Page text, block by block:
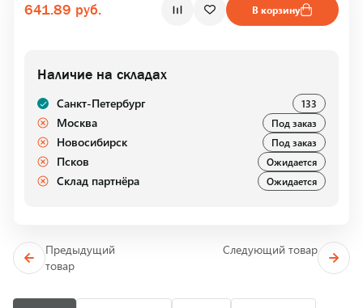
641.89 руб. В корзину
Наличие на складах
Санкт-Петербург 133
Москва Под заказ
Новосибирск Под заказ
Псков Ожидается
Склад партнёра Ожидается
Предыдущий
товар
Следующий товар